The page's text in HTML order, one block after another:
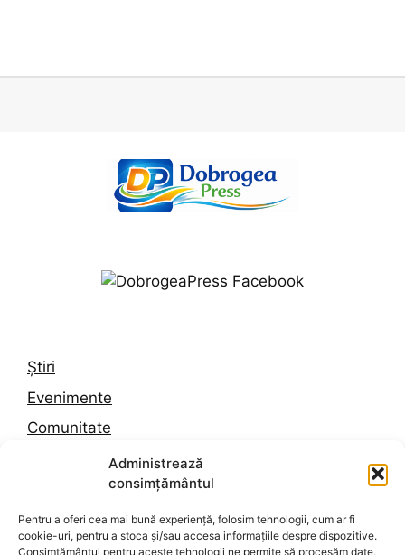
Administrează
consimțământul
Pentru a oferi cea mai bună experiență, folosim tehnologii, cum ar fi
cookie-uri, pentru a stoca și/sau accesa informațiile despre dispozitive.
Consimțământul pentru aceste tehnologii ne permite să procesăm date,
Știri
Evenimente
Comunitate
Vremea în Constanța
Despre noi